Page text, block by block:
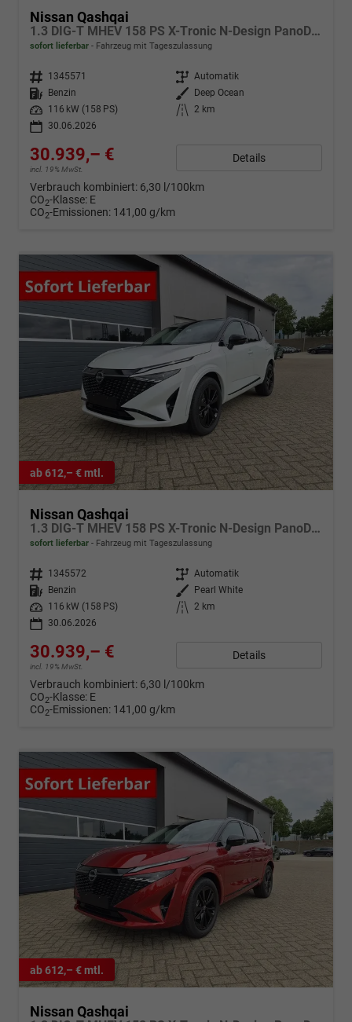
Nissan Qashqai
1.3 DIG-T MHEV 158 PS X-Tronic N-Design PanoDach Teil-Leder Klimaautomatik Sitzheizung Lenkradheizung Navi ACC PDC v+h 360°Kamera DAB Bluetooth Touchscreen Apple CarPlay Android Auto 19"Zoll
sofort lieferbar Fahrzeug mit Tageszulassung
Fahrzeugnr. 1345571 Getriebe Automatik
Kraftstoff
Benzin Außenfarbe
Deep Ocean
Leistung
116 kW (158 PS) Kilometerstand
2 km
30.06.2026
30.939,– €
incl. 19% MwSt.
Details
Verbrauch kombiniert: 6,30 l/100km
CO2-Klasse: E
CO2-Emissionen: 141,00 g/km
ab 612,– € mtl.
Nissan Qashqai
1.3 DIG-T MHEV 158 PS X-Tronic N-Design PanoDach Teil-Leder Klimaautomatik Sitzheizung Lenkradheizung Navi ACC PDC v+h 360°Kamera DAB Bluetooth Touchscreen Apple CarPlay Android Auto 19"Zoll
sofort lieferbar Fahrzeug mit Tageszulassung
Fahrzeugnr. 1345572 Getriebe Automatik
Kraftstoff
Benzin Außenfarbe
Pearl White
Leistung
116 kW (158 PS) Kilometerstand
2 km
30.06.2026
30.939,– €
incl. 19% MwSt.
Details
Verbrauch kombiniert: 6,30 l/100km
CO2-Klasse: E
CO2-Emissionen: 141,00 g/km
ab 612,– € mtl.
Nissan Qashqai